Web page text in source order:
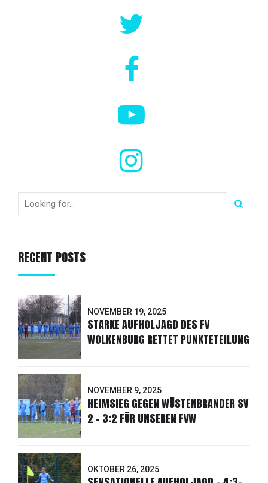
RECENT POSTS
NOVEMBER 19, 2025
STARKE AUFHOLJAGD DES FV
WOLKENBURG RETTET PUNKTETEILUNG
NOVEMBER 9, 2025
HEIMSIEG GEGEN WÜSTENBRANDER SV
2 - 3:2 FÜR UNSEREN FVW
OKTOBER 26, 2025